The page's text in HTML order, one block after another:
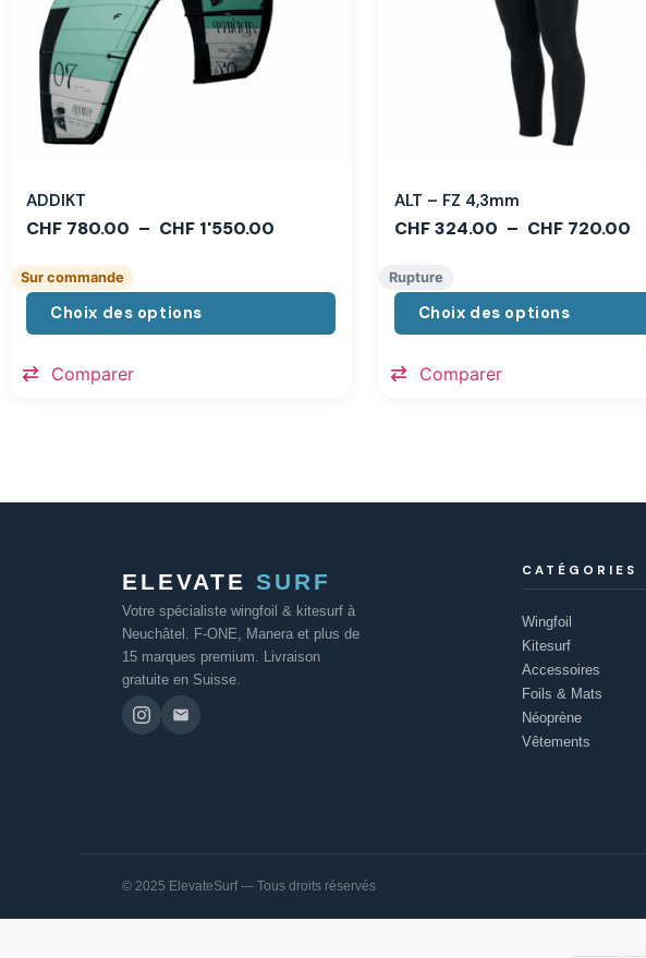
ADDIKT
CHF 780.00 – CHF 1'550.00
Sur commande
Choix des options
Comparer
ALT – FZ 4,3mm
CHF324.00 – CHF720.00
Rupture
Choix des options
Comparer
ELEVATE SURF
Votre spécialiste wingfoil & kitesurf à
Neuchâtel. F-ONE, Manera et plus de
15 marques premium. Livraison
gratuite en Suisse.
CATÉGORIES
Wingfoil
Kitesurf
Accessoires
Foils & Mats
Néoprène
Vêtements
© 2025 ElevateSurf — Tous droits réservés